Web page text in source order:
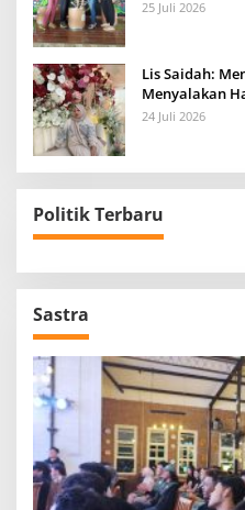
25 Juli 2026
Lis Saidah:
Menyalakan
24 Juli 2026
Politik Terbaru
Sastra